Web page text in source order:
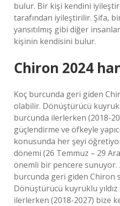
bulur. Bir kişi kendini
tarafından iyileştirilir. Şifa,
yansıtılmış gibi diğer
kişinin kendisini bulur.
Chiron 2024
Koç burcunda geri giden
olabilir. Dönüştürücü
burcunda ilerlerken (2018-
güçlendirme ve öfkeyle
konusunda her şeyi
dönemi (26 Temmuz – 29
önemli bir pencere sunuyor.
burcunda geri giden Chiron
Dönüştürücü kuyruklu
ilerlerken (2018-2027) bize